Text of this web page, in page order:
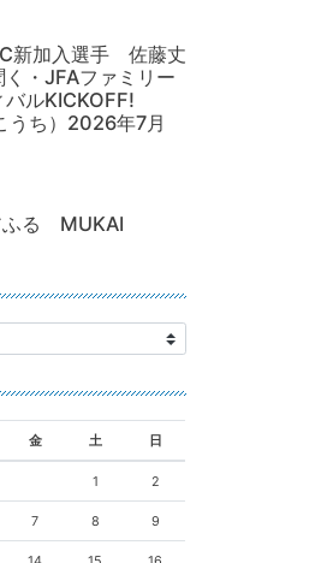
新加入選手 佐藤丈
・JFAファミリー
ルKICKOFF!
うち）2026年7月
ふる MUKAI
金 土 日
1 2
7 8 9